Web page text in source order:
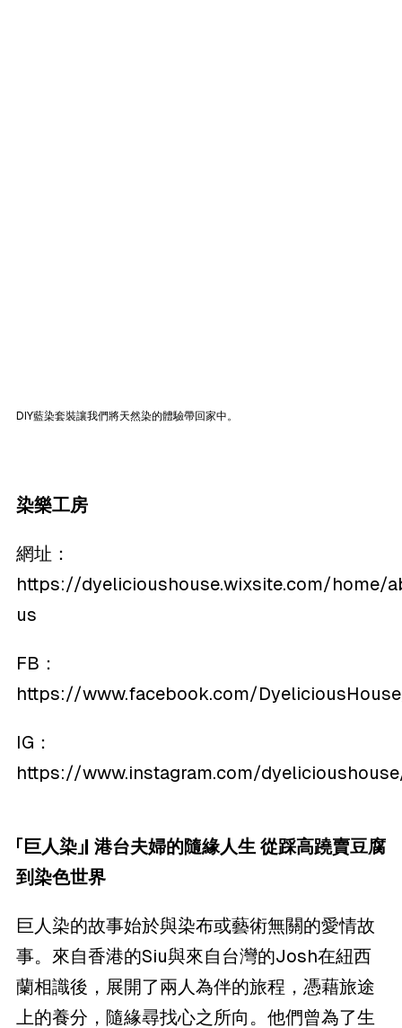
DIY藍染套裝讓我們將天然染的體驗帶回家中。
染樂工房
網址：
https://dyelicioushouse.wixsite.com/home/
us
FB：
https://www.facebook.com/
IG：
https://www.instagram.com/
「巨人染」| 港台夫婦的隨緣人生 從踩高蹺賣豆腐
到染色世界
巨人染的故事始於與染布或藝術無關的愛情故
事。來自香港的Siu與來自台灣的Josh在紐西
蘭相識後，展開了兩人為伴的旅程，憑藉旅途
上的養分，隨緣尋找心之所向。他們曾為了生